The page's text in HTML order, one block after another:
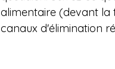
alimentaire (devant la
canaux d'élimination